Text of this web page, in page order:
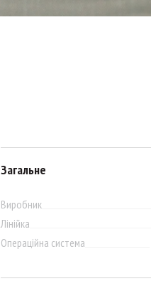
Загальне
Виробник
Лінійка
Операційна система